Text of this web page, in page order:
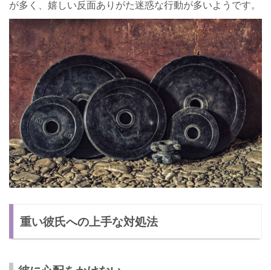
が多く、嬉しい反面ありがた迷惑な行動が多いようです。
重い彼氏への上手な対処法